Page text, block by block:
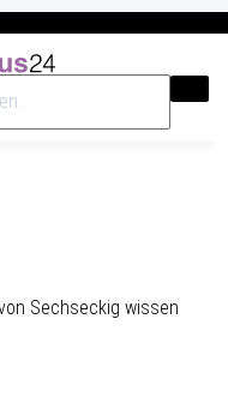
Sechseckig wissen